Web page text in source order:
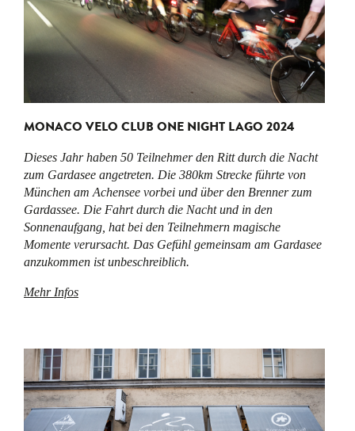
MONACO VELO CLUB ONE NIGHT LAGO 2024
Dieses Jahr haben 50 Teilnehmer den Ritt durch die Nacht
zum Gardasee angetreten. Die 380km Strecke führte von
München am Achensee vorbei und über den Brenner zum
Gardassee. Die Fahrt durch die Nacht und in den
Sonnenaufgang, hat bei den Teilnehmern magische
Momente verursacht. Das Gefühl gemeinsam am Gardasee
anzukommen ist unbeschreiblich.
Mehr Infos